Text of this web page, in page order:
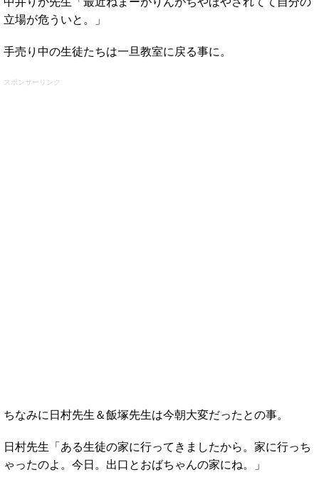
立場が危ういと。」
手売り中の生徒たちは一旦教室に戻る事に。
スポンサーリンク
ちなみに日村先生＆飯塚先生は今朝大変だったとの事。
日村先生「ある生徒の家に行ってきましたから。家に行っち
ゃったのよ。今日。出口とおばちゃんの家にね。」